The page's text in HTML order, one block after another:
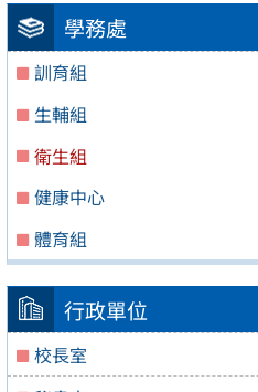
學務處
訓育組
生輔組
衛生組
健康中心
體育組
行政單位
校長室